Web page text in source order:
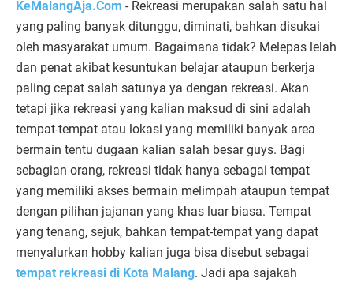
KeMalangAja.Com - Rekreasi merupakan salah satu hal
yang paling banyak ditunggu, diminati, bahkan disukai
oleh masyarakat umum. Bagaimana tidak? Melepas lelah
dan penat akibat kesuntukan belajar ataupun berkerja
paling cepat salah satunya ya dengan rekreasi. Akan
tetapi jika rekreasi yang kalian maksud di sini adalah
tempat-tempat atau lokasi yang memiliki banyak area
bermain tentu dugaan kalian salah besar guys. Bagi
sebagian orang, rekreasi tidak hanya sebagai tempat
yang memiliki akses bermain melimpah ataupun tempat
dengan pilihan jajanan yang khas luar biasa. Tempat
yang tenang, sejuk, bahkan tempat-tempat yang dapat
menyalurkan hobby kalian juga bisa disebut sebagai
tempat rekreasi di Kota Malang. Jadi apa sajakah